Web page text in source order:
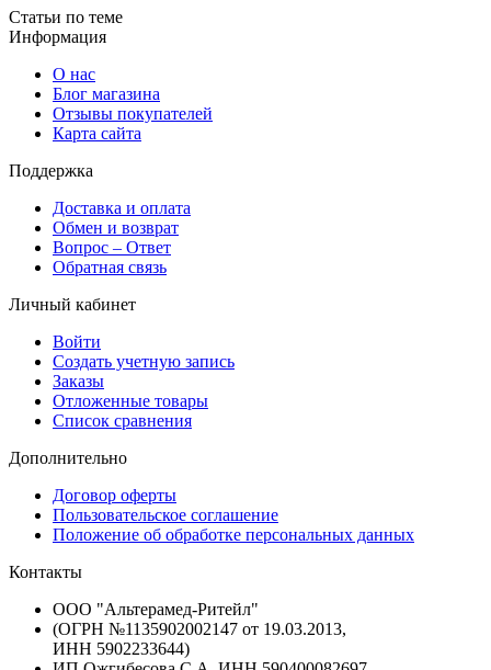
Статьи по теме
Информация
О нас
Блог магазина
Отзывы покупателей
Карта сайта
Поддержка
Доставка и оплата
Обмен и возврат
Вопрос – Ответ
Обратная связь
Личный кабинет
Войти
Создать учетную запись
Заказы
Отложенные товары
Список сравнения
Дополнительно
Договор оферты
Пользовательское соглашение
Положение об обработке персональных данных
Контакты
ООО "Альтерамед-Ритейл"
(ОГРН №1135902002147 от 19.03.2013,
ИНН 5902233644)